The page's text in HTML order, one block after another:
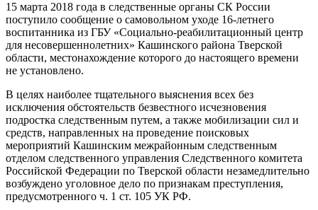
15 марта 2018 года в следственные органы СК России
поступило сообщение о самовольном уходе 16-летнего
воспитанника из ГБУ «Социально-реабилитационный центр
для несовершеннолетних» Кашинского района Тверской
области, местонахождение которого до настоящего времени
не установлено.
В целях наиболее тщательного выяснения всех без
исключения обстоятельств безвестного исчезновения
подростка следственным путем, а также мобилизации сил и
средств, направленных на проведение поисковых
мероприятий Кашинским межрайонным следственным
отделом следственного управления Следственного комитета
Российской Федерации по Тверской области незамедлительно
возбуждено уголовное дело по признакам преступления,
предусмотренного ч. 1 ст. 105 УК РФ.